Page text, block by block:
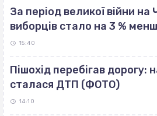
За період великої війни на
виборців стало на 3 %
15:40
Пішохід перебігав дорогу:
сталася ДТП (ФОТО)
14:10